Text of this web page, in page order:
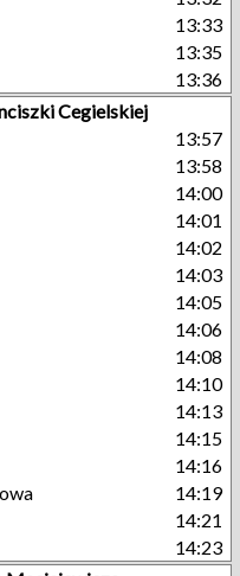
13:33
13:35
13:36
Cegielskiej
13:57
13:58
14:00
14:01
14:02
14:03
14:05
14:06
14:08
14:10
14:13
14:15
14:16
14:19
14:21
14:23